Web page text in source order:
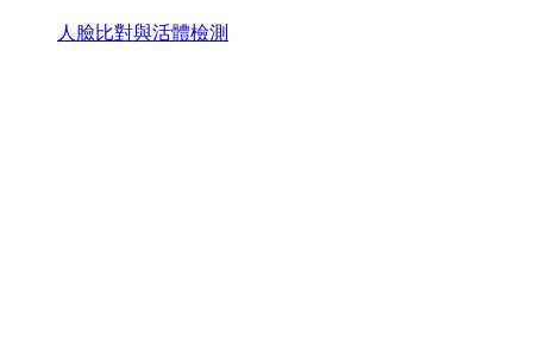
人臉比對與活體檢測